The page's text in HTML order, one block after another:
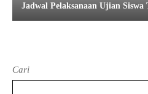
Jadwal Pelaksanaan Ujian Siswa
Cari